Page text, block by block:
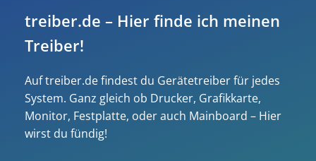
treiber.de – Hier finde ich meinen
Treiber!
Auf treiber.de findest du Gerätetreiber für jedes
System. Ganz gleich ob Drucker, Grafikkarte,
Monitor, Festplatte, oder auch Mainboard – Hier
wirst du fündig!